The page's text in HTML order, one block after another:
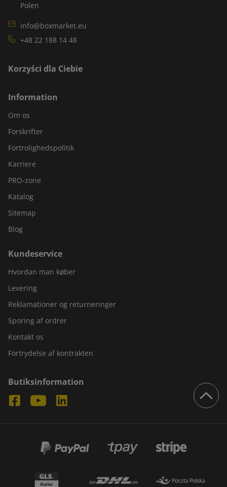
Polen
info@boxmarket.eu
+48 22 188 14 48
Korzyści dla Ciebie
Information
Om os
Forskrifter
Fortrolighedspolitik
Karriere
PRO-zone
Katalog
Sitemap
Blog
Kundeservice
Hvordan man køber
Levering
Reklamationer og returneringer
Sporing af ordrer
Kontakt os
Fortrydelse af kontrakten
Butiksinformation